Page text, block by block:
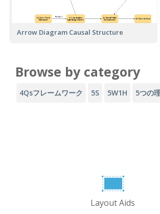
Arrow Diagram Causal Structure
Browse by category
4Qsフレームワーク 5S 5W1H 5つの
Layout Aids